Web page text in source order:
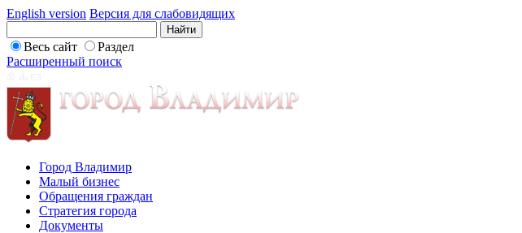
English version Версия для слабовидящих
Весь сайт
Раздел
Расширенный поиск
Город Владимир
Малый бизнес
Обращения граждан
Стратегия города
Документы